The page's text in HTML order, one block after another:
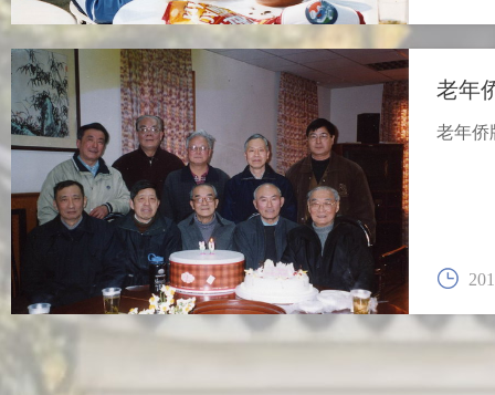
老年
老年侨